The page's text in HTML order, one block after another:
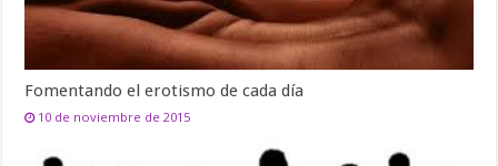
Fomentando el erotismo de cada día
10 de noviembre de 2015